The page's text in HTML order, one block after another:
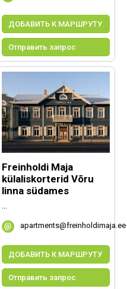
ДОБАВИТЬ К МАРШРУТУ
Отправить запрос
Freinholdi Maja
külaliskorterid Võru
linna südames
apartments@freinholdimaja.ee
ДОБАВИТЬ К МАРШРУТУ
Отправить запрос